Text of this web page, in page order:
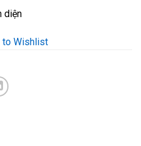
diện
to Wishlist